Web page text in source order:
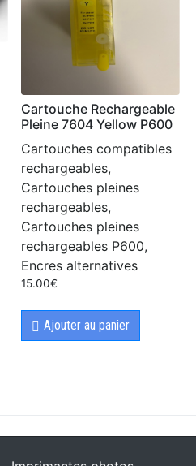
Cartouche Rechargeable
Pleine 7604 Yellow P600
Cartouches compatibles
rechargeables,
Cartouches pleines
rechargeables,
Cartouches pleines
rechargeables P600,
Encres alternatives
15.00€
Ajouter au panier